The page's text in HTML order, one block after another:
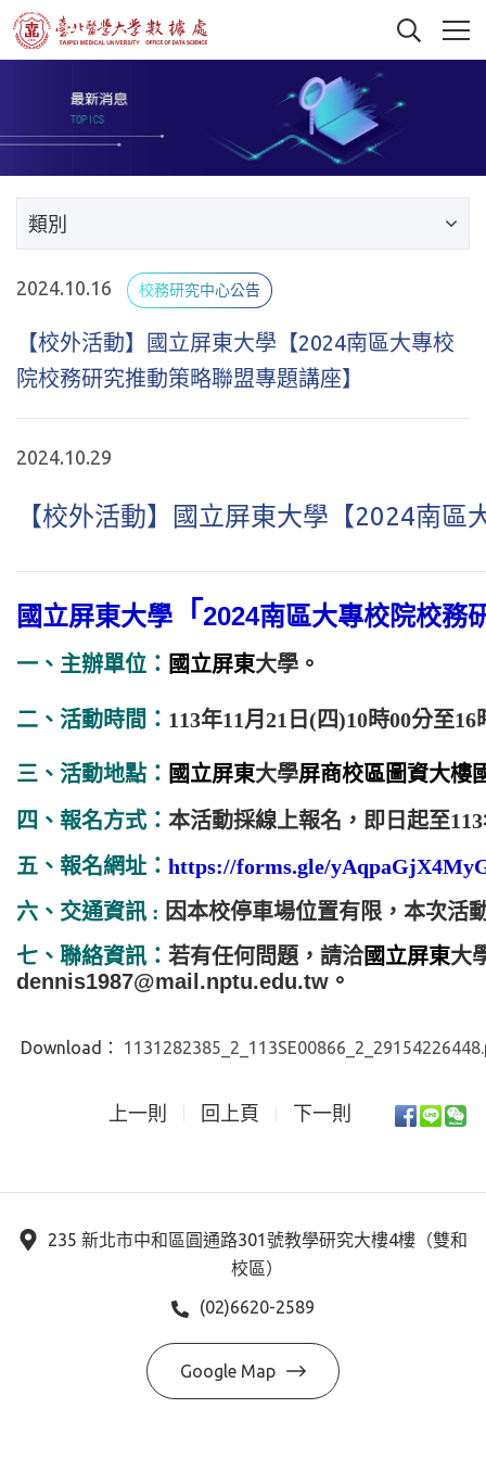
類別
2024.10.16 校務研究中心公告
【校外活動】國立屏東大學【2024南區大專校
院校務研究推動策略聯盟專題講座】
2024.10.29
【校外活動】國立屏東大學【2024南
國立屏東大學 「 2024南區大專校院校務
一、主辦單位： 國立屏東大學。
二、 活動時間： 113年11月21日(四)10時00分至16
三、活動地點： 國立屏東大學屏商校區圖資大樓
四、 報名方式： 本活動採線上報名，即日起至
五、報名網址： https://forms.gle/
六、 交通資訊 : 因本校停車場位置有限，本次活
七、聯絡資訊： 若有任何問題， 請洽國立屏東大
dennis1987@mail.nptu.edu.tw 。
Download：
上一則 回上頁 下一則
235 新北市中和區圓通路301號教學研究大樓4樓（雙和
校區）
(02)6620-2589
Google Map